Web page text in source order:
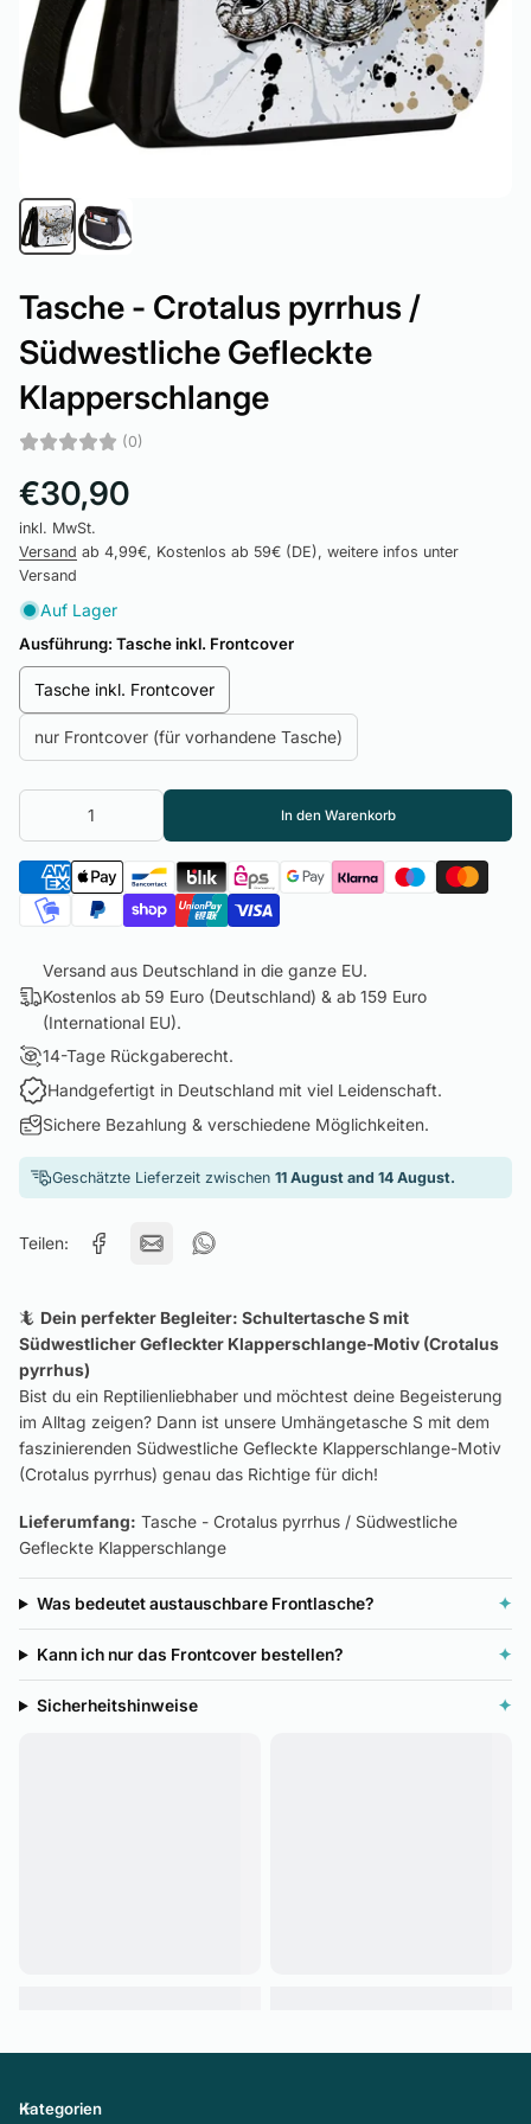
Tasche - Crotalus pyrrhus /
Südwestliche Gefleckte
Klapperschlange
(0)
€30,90
inkl. MwSt.
Versand ab 4,99€, Kostenlos ab 59€ (DE), weitere infos unter
Versand
Auf Lager
Ausführung: Tasche inkl. Frontcover
Tasche inkl. Frontcover
nur Frontcover (für vorhandene Tasche)
In den Warenkorb
Versand aus Deutschland in die ganze EU.
Kostenlos ab 59 Euro (Deutschland) & ab 159 Euro
(International EU).
14-Tage Rückgaberecht.
Handgefertigt in Deutschland mit viel Leidenschaft.
Sichere Bezahlung & verschiedene Möglichkeiten.
Geschätzte Lieferzeit zwischen 11 August and 14 August.
Teilen:
🦎 Dein perfekter Begleiter: Schultertasche S mit
Südwestlicher Gefleckter Klapperschlange-Motiv (Crotalus
pyrrhus)
Bist du ein Reptilienliebhaber und möchtest deine Begeisterung
im Alltag zeigen? Dann ist unsere Umhängetasche S mit dem
faszinierenden Südwestliche Gefleckte Klapperschlange-Motiv
(Crotalus pyrrhus) genau das Richtige für dich!
Lieferumfang: Tasche - Crotalus pyrrhus / Südwestliche
Gefleckte Klapperschlange
Was bedeutet austauschbare Frontlasche? ✦
Kann ich nur das Frontcover bestellen? ✦
Sicherheitshinweise ✦
Kategorien